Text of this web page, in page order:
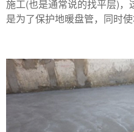
施工(也是通常说的找平层)
是为了保护地暖盘管，同时